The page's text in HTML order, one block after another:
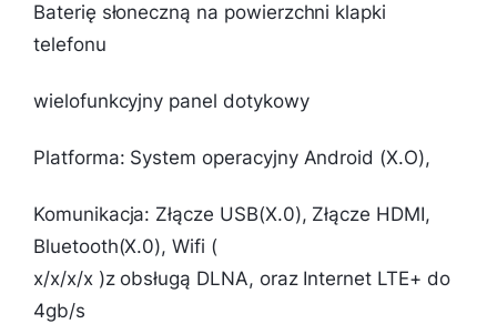
Baterię słoneczną na powierzchni klapki
telefonu
wielofunkcyjny panel dotykowy
Platforma: System operacyjny Android (X.O),
Komunikacja: Złącze USB(X.0), Złącze HDMI,
Bluetooth(X.0), Wifi (
x/x/x/x )z obsługą DLNA, oraz Internet LTE+ do
4gb/s